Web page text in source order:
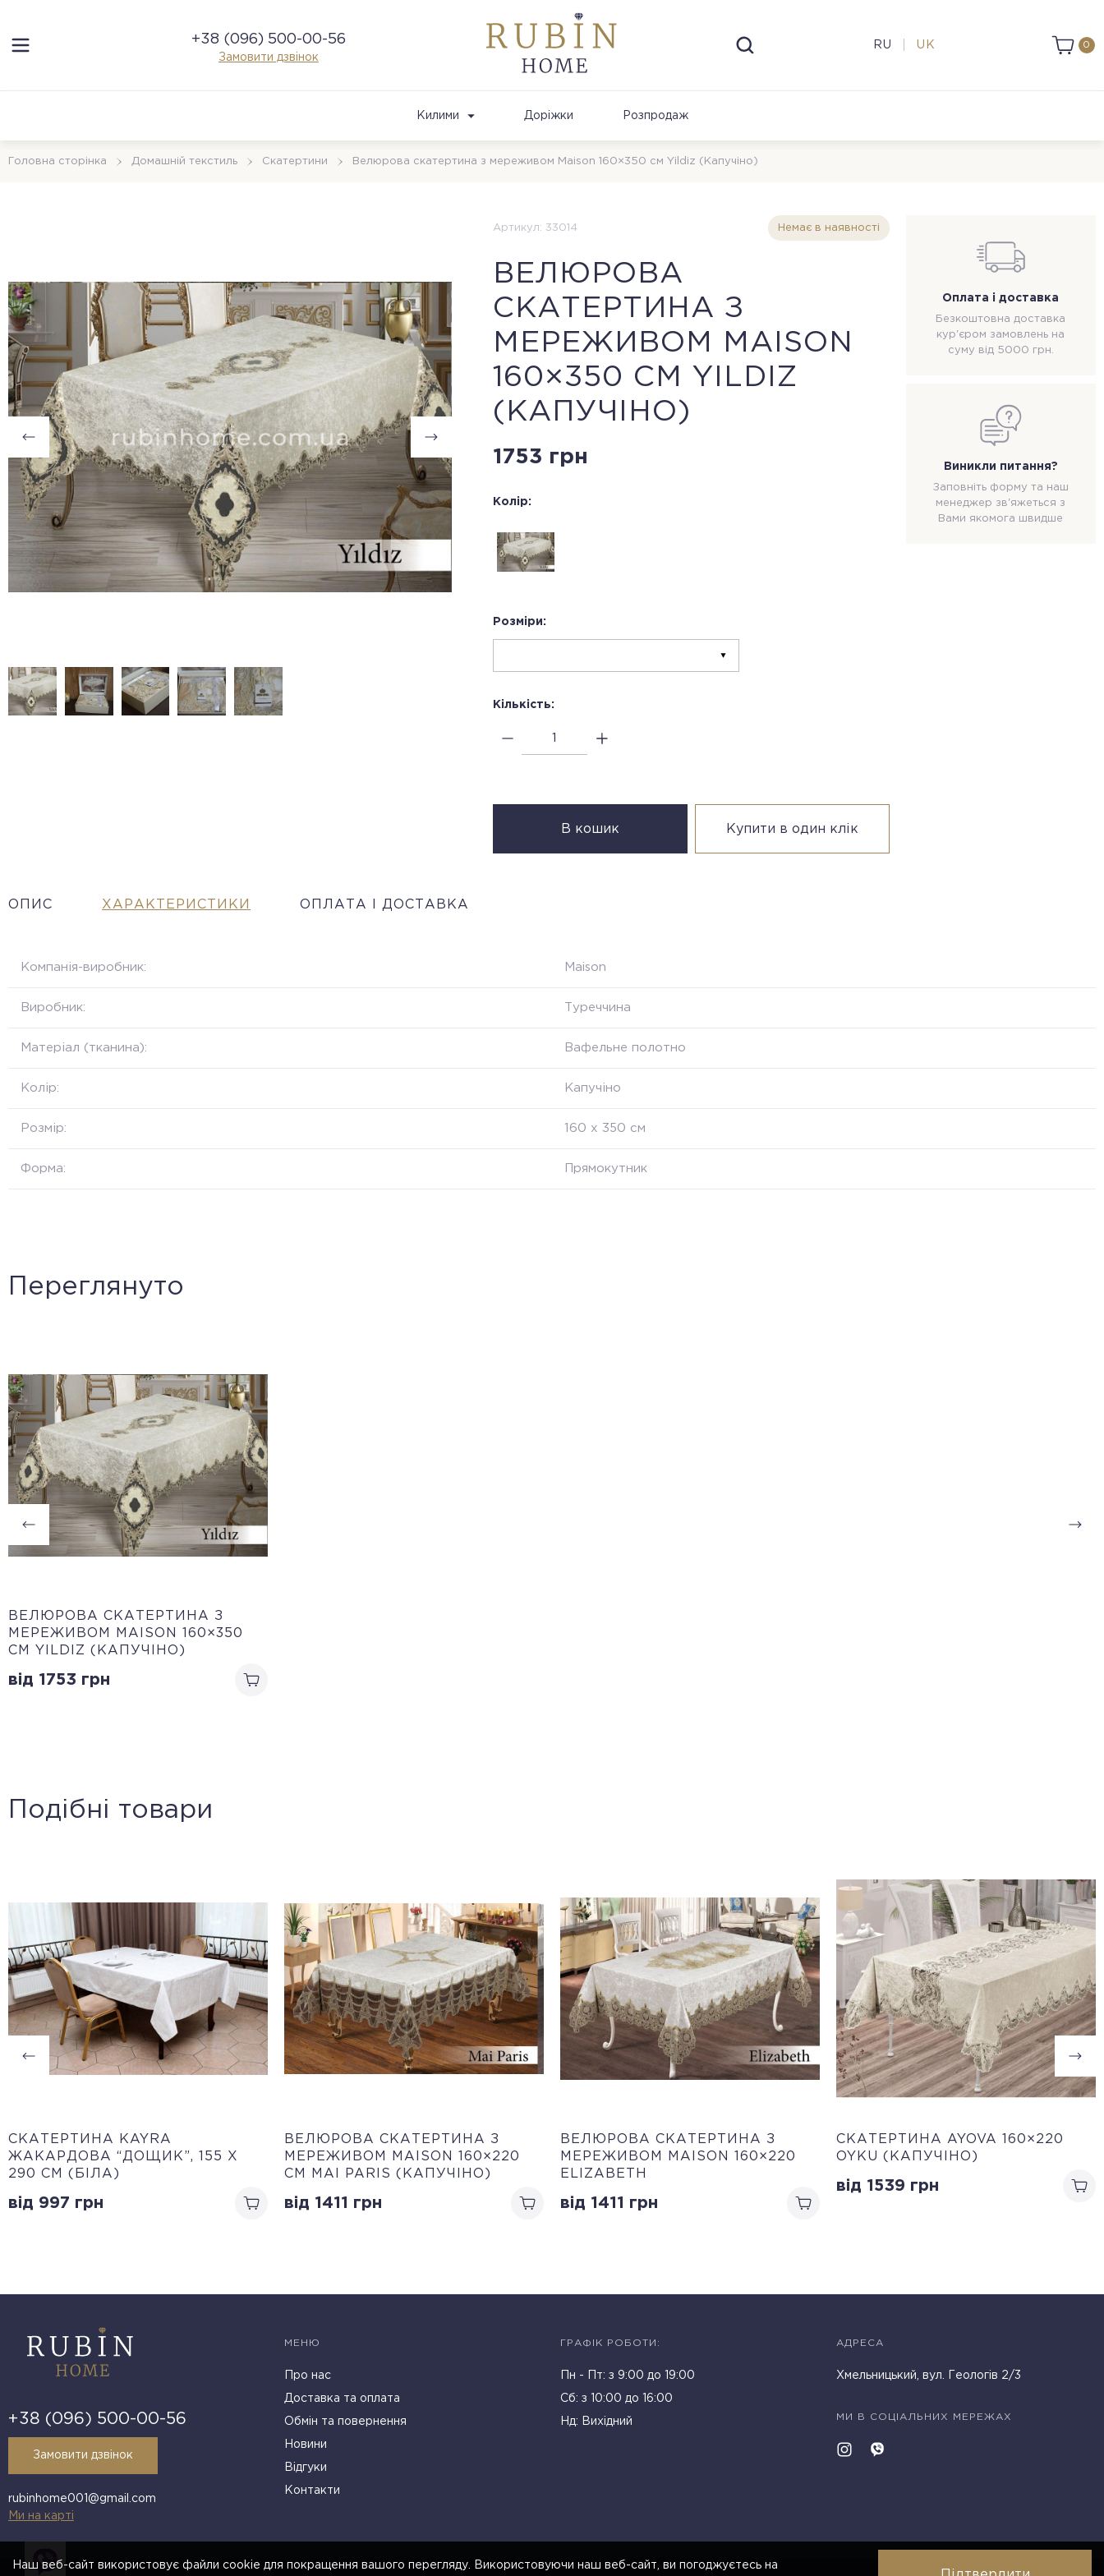
+38 (096) 500-00-56
Замовити дзвінок
RU UK 0
Килими Доріжки Розпродаж
Головна сторінка Домашній текстиль Скатертини Велюрова скатертина з мереживом Maison 160×350 см Yildiz (Капучіно)
Артикул: 33014 Немає в наявності
ВЕЛЮРОВА
СКАТЕРТИНА З
МЕРЕЖИВОМ MAISON
160×350 СМ YILDIZ
(КАПУЧІНО)
1753 грн
Колір:
Розміри:
Кількість:
В кошик Купити в один клік
Оплата і доставка
Безкоштовна доставка
кур'єром замовлень на
суму від 5000 грн.
Виникли питання?
Заповніть форму та наш
менеджер зв'яжеться з
Вами якомога швидше
ОПИС ХАРАКТЕРИСТИКИ ОПЛАТА І ДОСТАВКА
Компанія-виробник: Maison
Виробник: Туреччина
Матеріал (тканина): Вафельне полотно
Колір: Капучіно
Розмір: 160 х 350 см
Форма: Прямокутник
Переглянуто
ВЕЛЮРОВА СКАТЕРТИНА З
МЕРЕЖИВОМ MAISON 160×350
СМ YILDIZ (КАПУЧІНО)
від 1753 грн
Подібні товари
CКАТЕРТИНА KAYRA
ЖАКАРДОВА “ДОЩИК”, 155 Х
290 СМ (БІЛА)
від 997 грн
ВЕЛЮРОВА СКАТЕРТИНА З
МЕРЕЖИВОМ MAISON 160×220
СМ MAI PARIS (КАПУЧІНО)
від 1411 грн
ВЕЛЮРОВА СКАТЕРТИНА З
МЕРЕЖИВОМ MAISON 160×220
ELIZABETH
від 1411 грн
СКАТЕРТИНА AYOVA 160×220
OYKU (КАПУЧІНО)
від 1539 грн
+38 (096) 500-00-56
Замовити дзвінок
rubinhome001@gmail.com
Ми на карті
МЕНЮ
Про нас
Доставка та оплата
Обмін та повернення
Новини
Відгуки
Контакти
ГРАФІК РОБОТИ:
Пн - Пт: з 9:00 до 19:00
Cб: з 10:00 до 16:00
Нд: Вихідний
АДРЕСА
Хмельницький, вул. Геологів 2/3
МИ В СОЦІАЛЬНИХ МЕРЕЖАХ
Наш веб-сайт використовує файли cookie для покращення вашого перегляду. Використовуючи наш веб-сайт, ви погоджуєтесь на